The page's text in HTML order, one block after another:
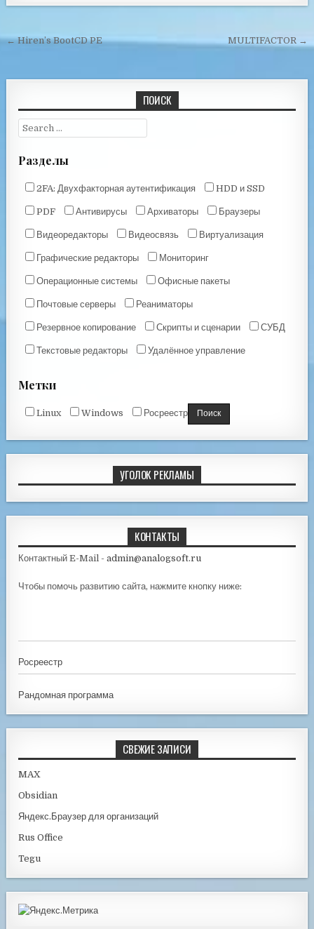
← Hiren’s BootCD PE MULTIFACTOR →
ПОИСК
Разделы
2FA: Двухфакторная аутентификация HDD и SSD
PDF Антивирусы Архиваторы Браузеры
Видеоредакторы Видеосвязь Виртуализация
Графические редакторы Мониторинг
Операционные системы Офисные пакеты
Почтовые серверы Реаниматоры
Резервное копирование Скрипты и сценарии СУБД
Текстовые редакторы Удалённое управление
Метки
Linux Windows Росреестр
УГОЛОК РЕКЛАМЫ
КОНТАКТЫ
Контактный E-Mail -admin@analogsoft.ru
Чтобы помочь развитию сайта, нажмите кнопку ниже:
Росреестр
Рандомная программа
СВЕЖИЕ ЗАПИСИ
MAX
Obsidian
Яндекс.Браузер для организаций
Rus Office
Tegu